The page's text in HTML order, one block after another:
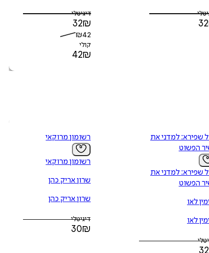
32
דיגיטלי
32₪
₪42
קולי
42₪
שפירא: למדני את
הפשוט
שפירא: למדני את
הפשוט
לאו
לאו
רשומון מרוקאי
רשומון מרוקאי
שרון אריק כהן
שרון אריק כהן
דיגיטלי
30₪